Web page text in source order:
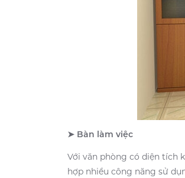
➤ Bàn làm việc
Với văn phòng có diện tích
hợp nhiều công năng sử